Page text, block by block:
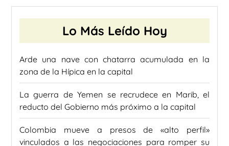
Lo Más Leído Hoy
Arde una nave con chatarra acumulada en la
zona de la Hípica en la capital
La guerra de Yemen se recrudece en Marib, el
reducto del Gobierno más próximo a la capital
Colombia mueve a presos de «alto perfil»
vinculados a las negociaciones para romper su